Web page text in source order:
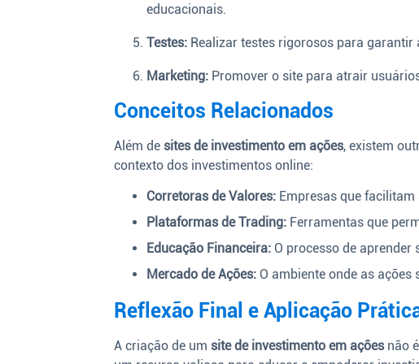
educacionais.
Testes: Realizar testes rigorosos para
Marketing: Promover o site para atrair
Conceitos Relacionados
Além de sites de investimento em ações, existem
contexto dos investimentos online:
Corretoras de Valores: Empresas que
Plataformas de Trading: Ferramentas que
Educação Financeira: O processo de aprender
Mercado de Ações: O ambiente onde as
Reflexão Final e Aplicação
A criação de um site de investimento em açõesnão